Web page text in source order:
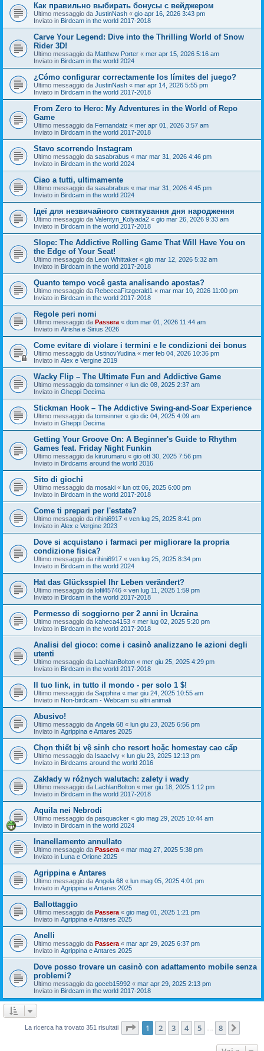
Как правильно выбирать бонусы с вейджером
Ultimo messaggio da JustinNash « gio apr 16, 2026 3:43 pm
Inviato in Birdcam in the world 2017-2018
Carve Your Legend: Dive into the Thrilling World of Snow
Rider 3D!
Ultimo messaggio da Matthew Porter « mer apr 15, 2026 5:16 am
Inviato in Birdcam in the world 2024
¿Cómo configurar correctamente los límites del juego?
Ultimo messaggio da JustinNash « mar apr 14, 2026 5:55 pm
Inviato in Birdcam in the world 2017-2018
From Zero to Hero: My Adventures in the World of Repo
Game
Ultimo messaggio da Fernandatz « mer apr 01, 2026 3:57 am
Inviato in Birdcam in the world 2017-2018
Stavo scorrendo Instagram
Ultimo messaggio da sasabrabus « mar mar 31, 2026 4:46 pm
Inviato in Birdcam in the world 2024
Ciao a tutti, ultimamente
Ultimo messaggio da sasabrabus « mar mar 31, 2026 4:45 pm
Inviato in Birdcam in the world 2024
Ідеї для незвичайного святкування дня народження
Ultimo messaggio da Valentyn_Kolyada2 « gio mar 26, 2026 9:33 am
Inviato in Birdcam in the world 2017-2018
Slope: The Addictive Rolling Game That Will Have You on
the Edge of Your Seat!
Ultimo messaggio da Leon Whittaker « gio mar 12, 2026 5:32 am
Inviato in Birdcam in the world 2017-2018
Quanto tempo você gasta analisando apostas?
Ultimo messaggio da RebeccaFitzgerald1 « mar mar 10, 2026 11:00 pm
Inviato in Birdcam in the world 2017-2018
Regole peri nomi
Ultimo messaggio da Passera « dom mar 01, 2026 11:44 am
Inviato in Alrisha e Sirius 2026
Come evitare di violare i termini e le condizioni dei bonus
Ultimo messaggio da UstinovYudina « mer feb 04, 2026 10:36 pm
Inviato in Alex e Vergine 2019
Wacky Flip – The Ultimate Fun and Addictive Game
Ultimo messaggio da tomsinner « lun dic 08, 2025 2:37 am
Inviato in Gheppi Decima
Stickman Hook – The Addictive Swing-and-Soar Experience
Ultimo messaggio da tomsinner « gio dic 04, 2025 4:09 am
Inviato in Gheppi Decima
Getting Your Groove On: A Beginner's Guide to Rhythm
Games feat. Friday Night Funkin
Ultimo messaggio da kirurumaru « gio ott 30, 2025 7:56 pm
Inviato in Birdcams around the world 2016
Sito di giochi
Ultimo messaggio da mosaki « lun ott 06, 2025 6:00 pm
Inviato in Birdcam in the world 2017-2018
Come ti prepari per l'estate?
Ultimo messaggio da rihini6917 « ven lug 25, 2025 8:41 pm
Inviato in Alex e Vergine 2023
Dove si acquistano i farmaci per migliorare la propria
condizione fisica?
Ultimo messaggio da rihini6917 « ven lug 25, 2025 8:34 pm
Inviato in Birdcam in the world 2024
Hat das Glücksspiel Ihr Leben verändert?
Ultimo messaggio da lofil45746 « ven lug 11, 2025 1:59 pm
Inviato in Birdcam in the world 2017-2018
Permesso di soggiorno per 2 anni in Ucraina
Ultimo messaggio da kaheca4153 « mer lug 02, 2025 5:20 pm
Inviato in Birdcam in the world 2017-2018
Analisi del gioco: come i casinò analizzano le azioni degli
utenti
Ultimo messaggio da LachlanBolton « mer giu 25, 2025 4:29 pm
Inviato in Birdcam in the world 2017-2018
Il tuo link, in tutto il mondo - per solo 1 $!
Ultimo messaggio da Sapphira « mar giu 24, 2025 10:55 am
Inviato in Non-birdcam - Webcam su altri animali
Abusivo!
Ultimo messaggio da Angela 68 « lun giu 23, 2025 6:56 pm
Inviato in Agrippina e Antares 2025
Chọn thiết bị vệ sinh cho resort hoặc homestay cao cấp
Ultimo messaggio da IsaacIvy « lun giu 23, 2025 12:13 pm
Inviato in Birdcams around the world 2016
Zakłady w różnych walutach: zalety i wady
Ultimo messaggio da LachlanBolton « mer giu 18, 2025 1:12 pm
Inviato in Birdcam in the world 2017-2018
Aquila nei Nebrodi
Ultimo messaggio da pasquacker « gio mag 29, 2025 10:44 am
Inviato in Birdcam in the world 2024
Inanellamento annullato
Ultimo messaggio da Passera « mar mag 27, 2025 5:38 pm
Inviato in Luna e Orione 2025
Agrippina e Antares
Ultimo messaggio da Angela 68 « lun mag 05, 2025 4:01 pm
Inviato in Agrippina e Antares 2025
Ballottaggio
Ultimo messaggio da Passera « gio mag 01, 2025 1:21 pm
Inviato in Agrippina e Antares 2025
Anelli
Ultimo messaggio da Passera « mar apr 29, 2025 6:37 pm
Inviato in Agrippina e Antares 2025
Dove posso trovare un casinò con adattamento mobile senza
problemi?
Ultimo messaggio da goceb15992 « mar apr 29, 2025 2:13 pm
Inviato in Birdcam in the world 2017-2018
La ricerca ha trovato 351 risultati Pagina di
1 2 3 4 5 8